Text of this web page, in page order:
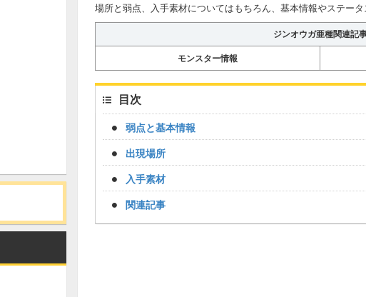
場所と弱点、入手素材についてはもちろん、基本情報やステー
ジンオウガ亜種関連記
モンスター情報
目次
弱点と基本情報
出現場所
入手素材
関連記事